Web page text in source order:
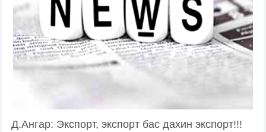
Д.Ангар: Экспорт, экспорт бас дахин экспорт!!!